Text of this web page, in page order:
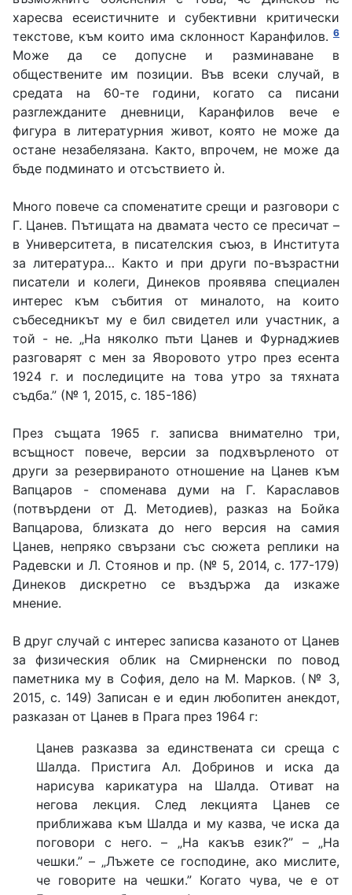
харесва есеистичните и субективни критически
текстове, към които има склонност Каранфилов. 6
Може да се допусне и разминаване в
обществените им позиции. Във всеки случай, в
средата на 60-те години, когато са писани
разглежданите дневници, Каранфилов вече е
фигура в литературния живот, която не може да
остане незабелязана. Както, впрочем, не може да
бъде подминато и отсъствието ѝ.
Много повече са споменатите срещи и разговори с
Г. Цанев. Пътищата на двамата често се пресичат –
в Университета, в писателския съюз, в Института
за литература… Както и при други по-възрастни
писатели и колеги, Динеков проявява специален
интерес към събития от миналото, на които
събеседникът му е бил свидетел или участник, а
той - не. „На няколко пъти Цанев и Фурнаджиев
разговарят с мен за Яворовото утро през есента
1924 г. и последиците на това утро за тяхната
съдба.” (№ 1, 2015, с. 185-186)
През същата 1965 г. записва внимателно три,
всъщност повече, версии за подхвърленото от
други за резервираното отношение на Цанев към
Вапцаров - споменава думи на Г. Караславов
(потвърдени от Д. Методиев), разказ на Бойка
Вапцарова, близката до него версия на самия
Цанев, непряко свързани със сюжета реплики на
Радевски и Л. Стоянов и пр. (№ 5, 2014, с. 177-179)
Динеков дискретно се въздържа да изкаже
мнение.
В друг случай с интерес записва казаното от Цанев
за физическия облик на Смирненски по повод
паметника му в София, дело на М. Марков. (№ 3,
2015, с. 149) Записан е и един любопитен анекдот,
разказан от Цанев в Прага през 1964 г:
Цанев разказва за единствената си среща с
Шалда. Пристига Ал. Добринов и иска да
нарисува карикатура на Шалда. Отиват на
негова лекция. След лекцията Цанев се
приближава към Шалда и му казва, че иска да
поговори с него. – „На какъв език?” – „На
чешки.” – „Лъжете се господине, ако мислите,
че говорите на чешки.” Когато чува, че е от